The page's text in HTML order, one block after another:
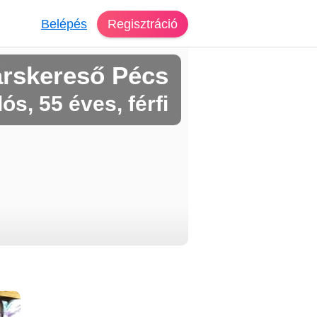
Belépés Regisztráció
Pécs
55 éves, férfi